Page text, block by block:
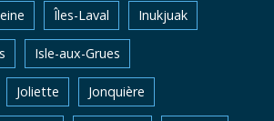
Îles-Laval Inukjuak
Isle-aux-Grues
Joliette Jonquière